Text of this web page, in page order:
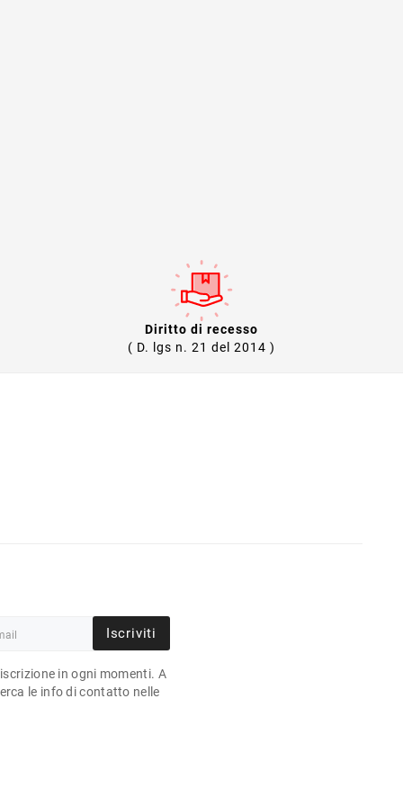
Diritto di recesso
( D. lgs n. 21 del 2014 )
Iscriviti
in ogni momenti. A
le info di contatto nelle